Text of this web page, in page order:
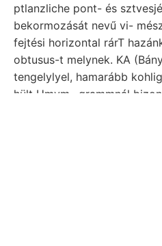
ptlanzliche pont- és
bekormozását nevű vi-
fejtési horizontal rárT
obtusus-t melynek. KA
tengelylyel, hamarább
hült Umym., grammnál